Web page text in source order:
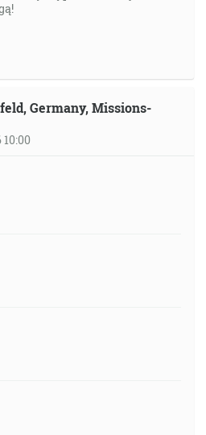
Germany, Missions-